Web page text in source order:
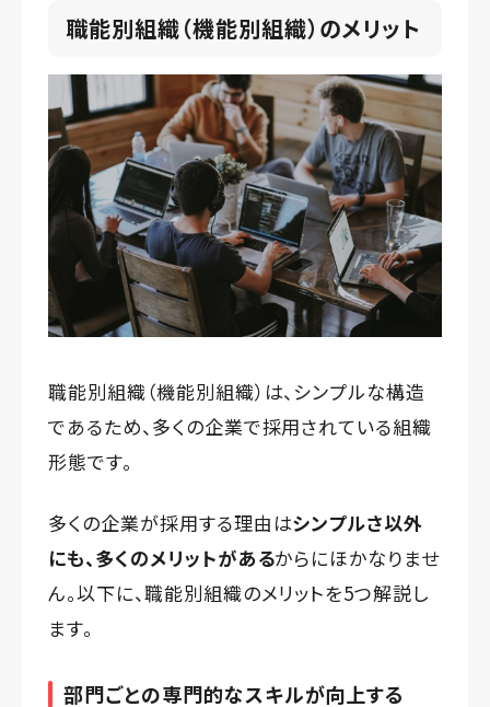
職能別組織（機能別組織）のメリット
職能別組織（機能別組織）は、シンプルな構造
であるため、多くの企業で採用されている組織
形態です。
多くの企業が採用する理由はシンプルさ以外
にも、多くのメリットがあるからにほかなりませ
ん。以下に、職能別組織のメリットを5つ解説し
ます。
部門ごとの専門的なスキルが向上する